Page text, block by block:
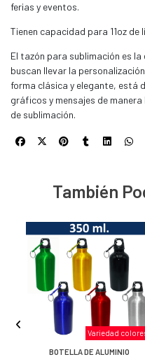
ferias y eventos.
Tienen capacidad para 11oz de
El tazón para sublimación es
buscan llevar la
forma clásica y elegante, está
gráficos y mensajes de
de sublimación.
También
Variedad
BOTELLA DE ALUMINIO